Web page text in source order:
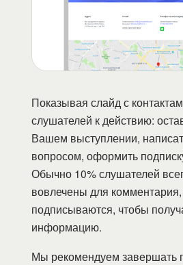
Показывая слайд с
слушателей к действию:
Вашем выступлении,
вопросом, оформить
Обычно 10% слушателей
вовлечены для
подписываются, чтобы
информацию.
Мы рекомендуем завершать